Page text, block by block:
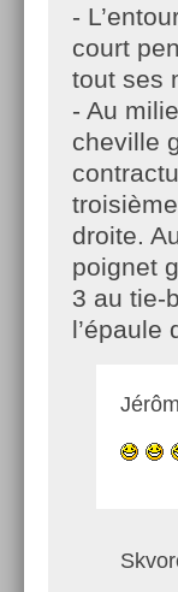
-
court
tout ses
- Au
cheville
droite.
poignet
3 au tie-
l’épaule